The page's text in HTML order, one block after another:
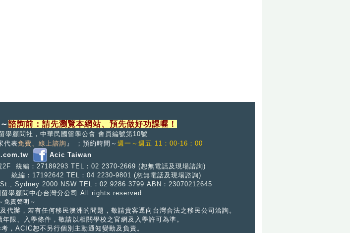
～諮詢前：請先瀏覽本網站、預先做好功課喔！
學顧問社，中華民國留學公會 會員編號第10號
代表免費、線上諮詢』 ；預約時間～ 週一～週五 11：00-16：00
Acic Taiwan
2F 統編：27189293 TEL：02 2370-2669 (恕無電話及現場諮詢)
統編：17192642 TEL：04 2230-9801 (恕無電話及現場諮詢)
Sydney 2000 NSW TEL：02 9286 3799 ABN：23070212645
學顧問中心台灣分公司 All rights reserved.
免責聲明～
辦，若有任何移民澳洲的問題，敬請貴客逕向台灣合法之移民公司洽詢。
限、入學條件，敬請以相關學校之官網及入學許可為準。
， ACIC恕不另行個別主動通知變動及負責。